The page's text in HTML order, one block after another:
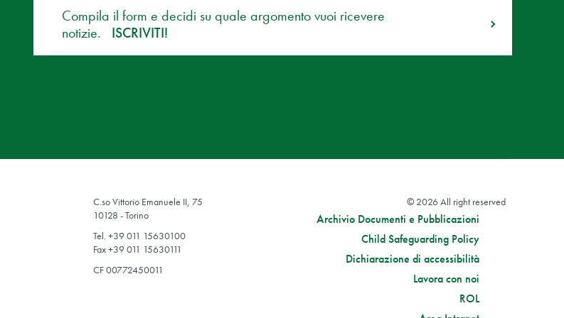
Compila il form e decidi su quale argomento vuoi ricevere
notizie.
ISCRIVITI!
C.so Vittorio Emanuele II, 75
10128 - Torino
Tel. +39 011 15630100
Fax +39 011 15630111
CF 00772450011
© 2026 All right reserved
Archivio Documenti e Pubblicazioni
Child Safeguarding Policy
Dichiarazione di accessibilità
Lavora con noi
ROL